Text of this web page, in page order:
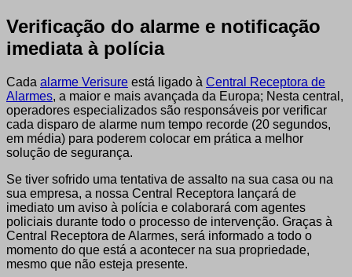
Verificação do alarme e notificação
imediata à polícia
Cada alarme Verisure está ligado à Central Receptora de
Alarmes, a maior e mais avançada da Europa; Nesta central,
operadores especializados são responsáveis por verificar
cada disparo de alarme num tempo recorde (20 segundos,
em média) para poderem colocar em prática a melhor
solução de segurança.
Se tiver sofrido uma tentativa de assalto na sua casa ou na
sua empresa, a nossa Central Receptora lançará de
imediato um aviso à polícia e colaborará com agentes
policiais durante todo o processo de intervenção. Graças à
Central Receptora de Alarmes, será informado a todo o
momento do que está a acontecer na sua propriedade,
mesmo que não esteja presente.